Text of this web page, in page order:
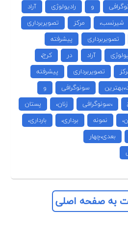
و رادیولوژی
آراد
شیرنسب، مرکز
تصویربرداری
تصویربرداری
پیشرفته
آراد در
کرج،
تصویربرداری
پیشرفته
سونوگرافی
و
،سونوگرافی زنان،
پستان
نمونه برداری،
بارداری،
بعدی،چهار
به صفحه اصلی